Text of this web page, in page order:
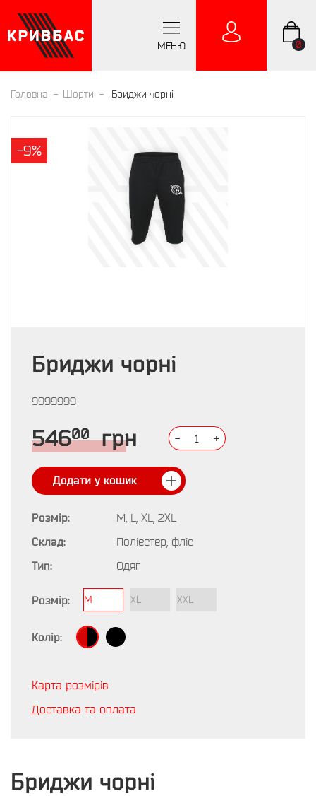
МЕНЮ 0
Головна Шорти Бриджи чорні
-9%
Бриджи чорні
9999999
54600 грн - 1 +
Додати у кошик
Розмір:
M, L, XL, 2XL
Склад:
Поліестер, фліс
Тип:
Одяг
Розмір: M XL XXL
Колір:
Карта розмірів
Доставка та оплата
Бриджи чорні